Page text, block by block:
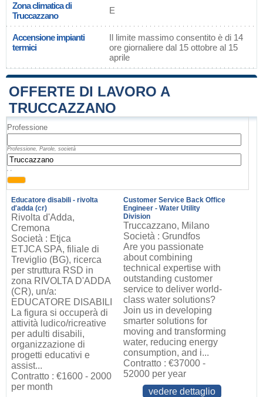
Zona climatica di
Truccazzano
E
Accensione impianti
termici
Il limite massimo consentito è di 14
ore giornaliere dal 15 ottobre al 15
aprile
OFFERTE DI LAVORO A
TRUCCAZZANO
Professione
Professione, Parole, società
, ,
Educatore disabili - rivolta
d'adda (cr)
Rivolta d'Adda,
Cremona
Società : Etjca
ETJCA SPA, filiale di
Treviglio (BG), ricerca
per struttura RSD in
zona RIVOLTA D'ADDA
(CR), un/a:
EDUCATORE DISABILI
La figura si occuperà di
attività ludico/ricreative
per adulti disabili,
organizzazione di
progetti educativi e
assist...
Contratto : €1600 - 2000
per month
Customer Service Back Office
Engineer - Water Utility
Division
Truccazzano, Milano
Società : Grundfos
Are you passionate
about combining
technical expertise with
outstanding customer
service to deliver world-
class water solutions?
Join us in developing
smarter solutions for
moving and transforming
water, reducing energy
consumption, and i...
Contratto : €37000 -
52000 per year
vedere dettaglio